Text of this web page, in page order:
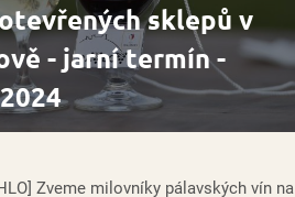
sklepů v
- jarní termín -
Zveme milovníky pálavských vín na